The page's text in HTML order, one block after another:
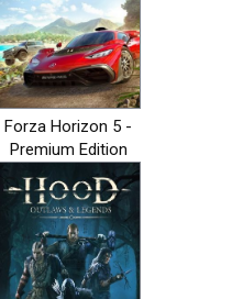
Forza Horizon 5 -
Premium Edition